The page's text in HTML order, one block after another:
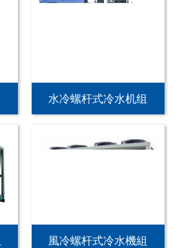
水冷螺杆式冷水机组
風冷螺杆式冷水機組